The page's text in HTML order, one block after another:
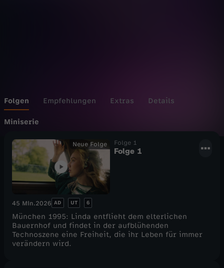
t
Folgen Empfehlungen Extras Details
Miniserie
Neue Folge Folge 1
Folge 1
45 Min.2026 AD UT 6
München 1995: Linda entflieht dem elterlichen
Bauernhof und findet in der aufblühenden
Technoszene eine Freiheit, die ihr Leben für immer
verändern wird.